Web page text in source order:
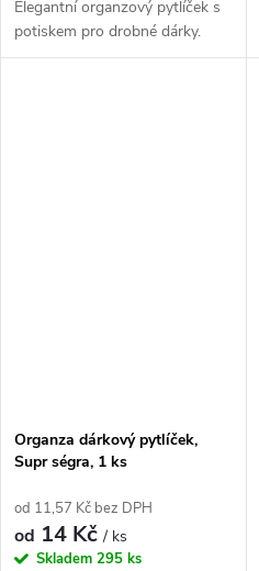
Elegantní organzový pytlíček s
potiskem pro drobné dárky.
Organza dárkový pytlíček,
Supr ségra, 1 ks
od 11,57 Kč bez DPH
od 14 Kč/ ks
Skladem 295 ks